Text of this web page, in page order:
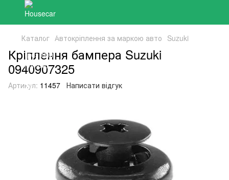
Каталог Автокріплення за маркою авто Suzuki
Кріплення бампера Suzuki
0940907325
Артикул: 11457 Написати відгук